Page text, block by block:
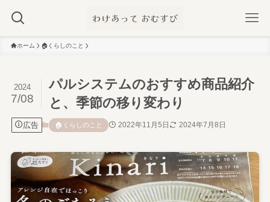
ホーム 🏠️くらしのこと
パルシステムのおすすめ商品紹介
と、季節の移り変わり
2024
7/08
広告 🏠️くらしのこと 2022年11月5日 2024年7月8日